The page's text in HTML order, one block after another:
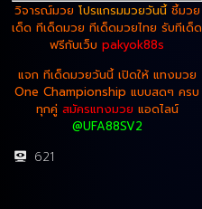
วิจารณ์มวย โปรแกรมมวยวันนี้ชี้มวย
เด็ด ทีเด็ดมวย ทีเด็ดมวยไทย รับทีเด็ด
ฟรีกับเว็บ pakyok88s
แจก ทีเด็ดมวยวันนี้ เปิดให้ แทงมวย
One Championship แบบสดๆ ครบ
ทุกคู่ สมัครแทงมวย แอดไลน์
@UFA88SV2
621